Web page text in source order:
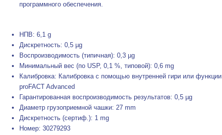
программного обеспечения.
НПВ: 6,1 g
Дискретность: 0,5 µg
Воспроизводимость (типичная): 0,3 µg
Минимальный вес (по USP, 0,1 %, типовой): 0,6 mg
Калибровка: Калибровка с помощью внутренней гири или функции
proFACT Advanced
Гарантированная воспроизводимость результатов: 0,5 µg
Диаметр грузоприемной чашки: 27 mm
Дискретность (сертиф.): 1 mg
Номер: 30279293